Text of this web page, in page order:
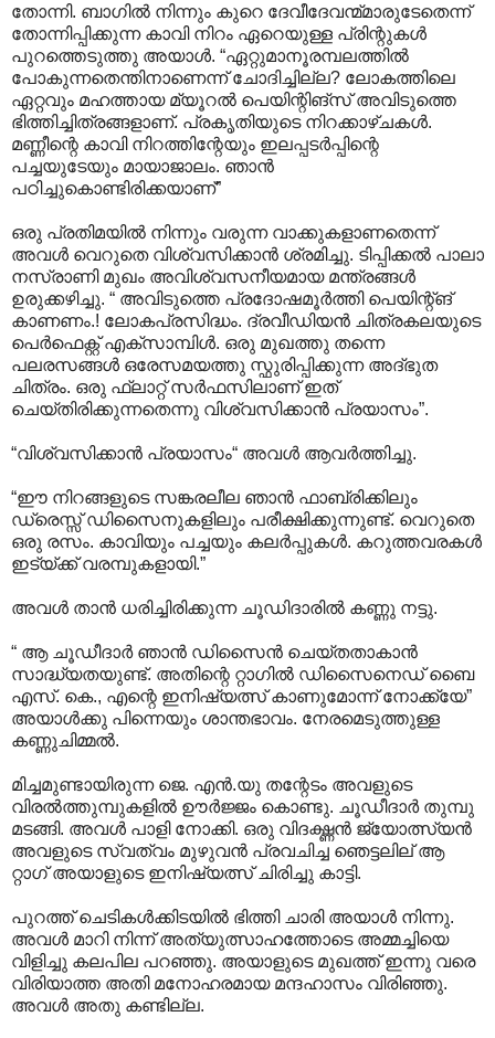
തോന്നി. ബാഗില്‍ നിന്നും കുറെ ദേവീദേവന്മ്മാരുടേതെന്ന്
തോന്നിപ്പിക്കുന്ന കാവി നിറം ഏറെയുള്ള പ്രിന്റുകള്‍
പുറത്തെടുത്തു അയാള്‍. “ഏറ്റുമാനൂരമ്പലത്തില്‍
പോകുന്നതെന്തിനാണെന്ന് ചോദിച്ചില്ല? ലോകത്തിലെ
ഏറ്റവും മഹത്തായ മ്യൂറല്‍ പെയിന്റിങ്സ് അവിടുത്തെ
ഭിത്തിച്ചിത്രങ്ങളാണ്. പ്രകൃതിയുടെ നിറക്കാഴ്ചകള്‍.
മണ്ണീന്റെ കാവി നിറത്തിന്റേയും ഇലപ്പടര്‍പ്പിന്റെ
പച്ചയുടേയും മായാജാലം. ഞാന്‍
പഠിച്ചുകൊണ്ടിരിക്കയാണ്”
ഒരു പ്രതിമയില്‍ നിന്നും വരുന്ന വാക്കുകളാണതെന്ന്
അവള്‍ വെറുതെ വിശ്വസിക്കാന്‍ ശ്രമിച്ചു. ടിപ്പിക്കല്‍ പ‍ാലാ
നസ്രാണി മുഖം അവിശ്വസനീയമായ മന്ത്രങ്ങള്‍
ഉരുക്കഴിച്ചു. “ അവിടുത്തെ പ്രദോഷമൂര്‍ത്തി പെയിന്റ്ങ്
കാണണം.! ലോകപ്രസിദ്ധം. ദ്രവീഡിയന്‍ ചിത്രകലയുടെ
പെര്‍ഫെക്റ്റ് എക്സാമ്പിള്‍. ഒരു മുഖത്തു തന്നെ
പലരസങ്ങള്‍ ഒരേസമയത്തു സ്ഫുരിപ്പിക്കുന്ന അദ്ഭുത
ചിത്രം. ഒരു ഫ്ലാറ്റ് സര്‍ഫസിലാണ് ഇത്
ചെയ്തിരിക്കുന്നതെന്നു വിശ്വസിക്കാന്‍ പ്രയാസം”.
“വിശ്വസിക്കാന്‍ പ്രയാസം“ അവള്‍ ആവര്‍ത്തിച്ചു.
“ഈ നിറങ്ങളുടെ സങ്കരലീല ഞാന്‍ ഫാബ്രിക്കിലും
ഡ്രെസ്സ് ഡിസൈനുകളിലും പരീക്ഷിക്കുന്നുണ്ട്. വെറുതെ
ഒരു രസം. കാവിയും പച്ചയും കലര്‍പ്പുകള്‍. കറുത്തവരകള്‍
ഇട്യ്ക്ക് വരമ്പുകളായി.‍”
അവള്‍ താന്‍ ധരിച്ചിരിക്കുന്ന ചൂഡിദാരില്‍ കണ്ണു നട്ടു.
“ ആ ചൂഡീദാര്‍ ഞാന്‍ ഡിസൈന്‍ ചെയ്തതാകാന്‍
സാദ്ധ്യതയുണ്ട്. അതിന്റെ റ്റാഗില്‍ ഡിസൈനെഡ് ബൈ
എസ്. കെ., എന്റെ ഇനിഷ്യത്സ് കാണുമോന്ന് നോക്ക്യേ”
അയാള്‍ക്കു പിന്നെയും ശാന്തഭാവം. നേരമെടുത്തുള്ള
കണ്ണുചിമ്മല്‍.
മിച്ചമുണ്ടായിരുന്ന ജെ. എന്‍.യു തന്റേടം അവളുടെ
വിരല്‍ത്തുമ്പുകളില്‍ ഊര്‍ജ്ജം കൊണ്ടു. ചൂഡീദാര്‍ തുമ്പു
മടങ്ങി. അവള്‍‍ പാളി നോക്കി. ഒരു വിദഗ്ദ്ധന്‍ ജ്യോത്സ്യന്‍
അവളുടെ സ്വത്വം മുഴുവന്‍ പ്രവചിച്ച ഞെട്ടലില് ആ
റ്റാഗ് അയാളുടെ ഇനിഷ്യത്സ് ചിരിച്ചു കാട്ടി.‍
പുറത്ത് ചെടികള്‍ക്കിടയില്‍ ഭിത്തി ചാരി അയാള്‍ നിന്നു.
അവള്‍ മാറി നിന്ന് അത്യുത്സാഹത്തോടെ അമ്മച്ചിയെ
വിളിച്ചു കലപില പറഞ്ഞു. അയാളുടെ മുഖത്ത് ഇന്നു വരെ
വിരിയാത്ത അതി മനോഹരമായ മന്ദഹാസം വിരിഞ്ഞു.
അവള്‍ അതു കണ്ടില്ല.